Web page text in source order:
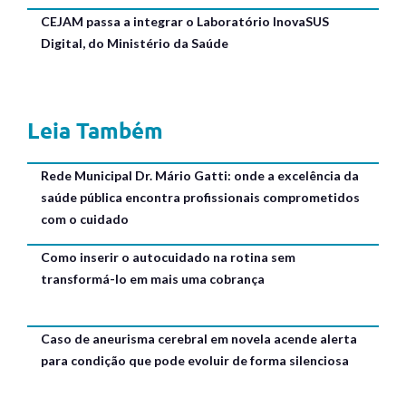
CEJAM passa a integrar o Laboratório InovaSUS
Digital, do Ministério da Saúde
Leia Também
Rede Municipal Dr. Mário Gatti: onde a excelência da
saúde pública encontra profissionais comprometidos
com o cuidado
Como inserir o autocuidado na rotina sem
transformá-lo em mais uma cobrança
Caso de aneurisma cerebral em novela acende alerta
para condição que pode evoluir de forma silenciosa